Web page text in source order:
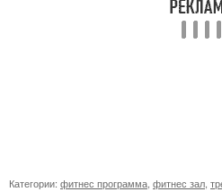
Категории: фитнес программа, фитнес зал,